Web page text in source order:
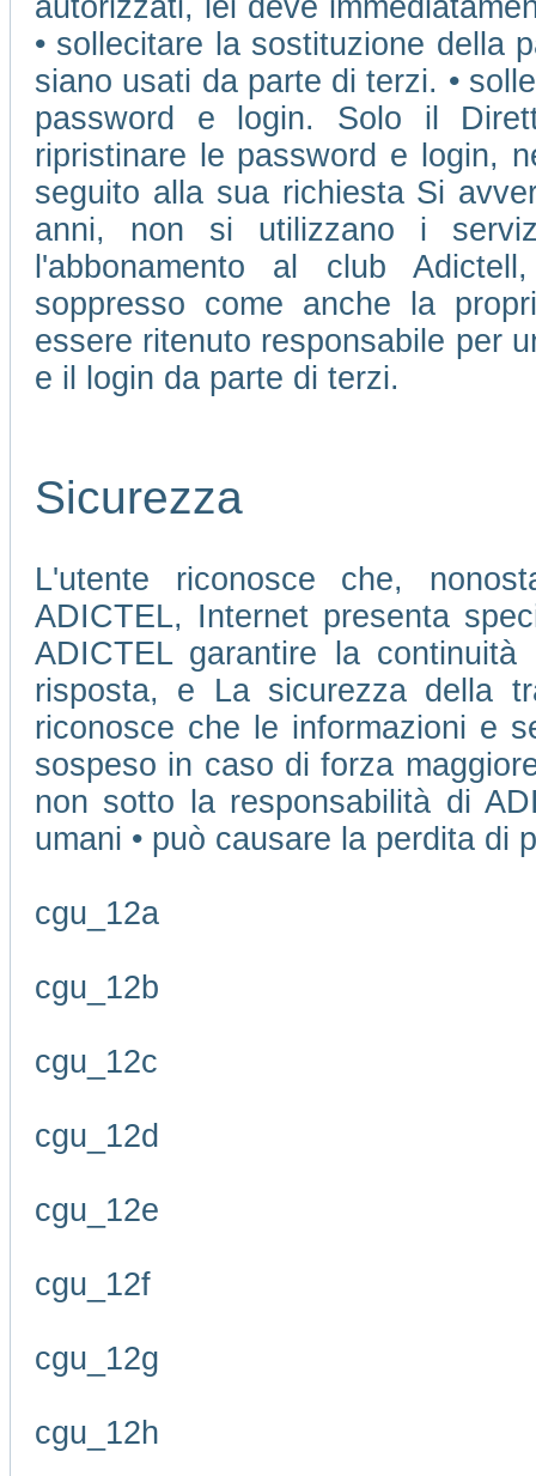
autorizzati, lei deve
• sollecitare la sostituzione della
siano usati da parte di terzi. •
password e login. Solo il
ripristinare le password e login,
seguito alla sua richiesta Si
anni, non si utilizzano i
l'abbonamento al club
soppresso come anche la
essere ritenuto responsabile per
e il login da parte di terzi.
Sicurezza
L'utente riconosce che,
ADICTEL, Internet presenta
ADICTEL garantire la
risposta, e La sicurezza della
riconosce che le informazioni e
sospeso in caso di forza
non sotto la responsabilità di
umani • può causare la perdita di
cgu_12a
cgu_12b
cgu_12c
cgu_12d
cgu_12e
cgu_12f
cgu_12g
cgu_12h